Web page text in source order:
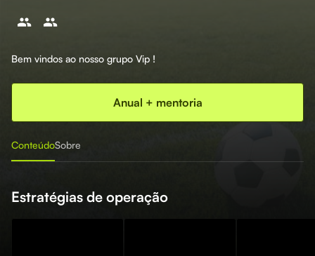
Bem vindos ao nosso grupo Vip !
Anual + mentoria
ConteúdoSobre
Estratégias de operação